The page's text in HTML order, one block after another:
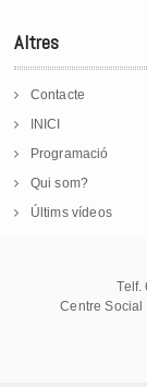
Altres
Contacte
INICI
Programació
Qui som?
Últims vídeos
Telf.
Centre Social